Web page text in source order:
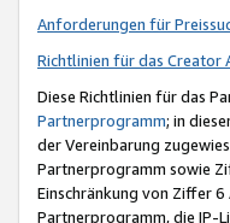
Anforderungen für
Richtlinien für das Creator
Diese Richtlinien für das
Partnerprogramm; in
der Vereinbarung
Partnerprogramm sowie
Einschränkung von Ziffer
Partnerprogramm, die IP-